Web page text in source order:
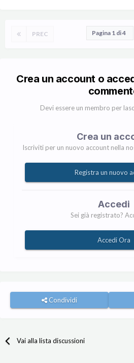
PREC Pagina 1 di 4
Crea un account o
Devi essere un membro per
Crea un
Iscriviti per un nuovo account nella
Registra un nuovo
Accedi
Sei già registrato?
Accedi Ora
Condividi
Vai alla lista discussioni